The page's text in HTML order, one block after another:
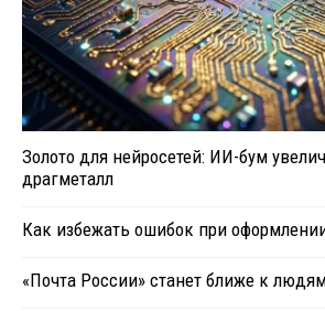
Золото для нейросетей: ИИ-бум
драгметалл
Как избежать ошибок при
«Почта России» станет ближе к